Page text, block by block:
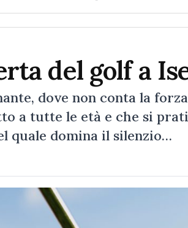
del golf a
dove non conta la
a tutte le età e che si
quale domina il silenzio…